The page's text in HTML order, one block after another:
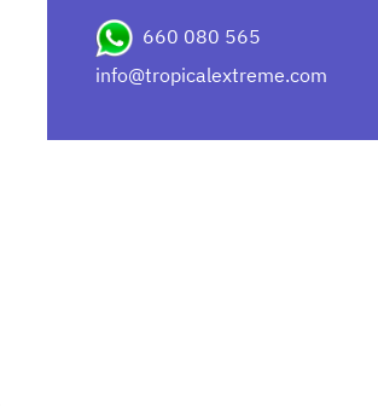
660 080 565
info@tropicalextreme.com